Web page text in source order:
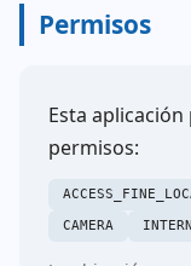
Permisos
Esta
permisos:
CAMERA